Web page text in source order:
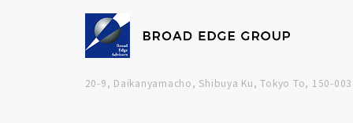
20-9, Daikanyamacho, Shibuya Ku, Tokyo To, 150-